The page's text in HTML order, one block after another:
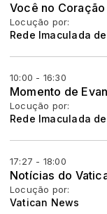
Você no Coração
Locução por:
Rede Imaculada
10:00 - 16:30
Momento de
Locução por:
Rede Imaculada
17:27 - 18:00
Notícias do
Locução por:
Vatican News